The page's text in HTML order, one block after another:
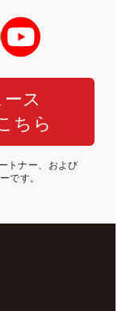
ス
ちら
トナー、および
です。